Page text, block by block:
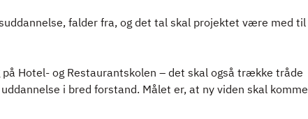
falder fra, og det tal skal projektet være med til
Hotel- og Restaurantskolen – det skal også trække tråde
i bred forstand. Målet er, at ny viden skal komme